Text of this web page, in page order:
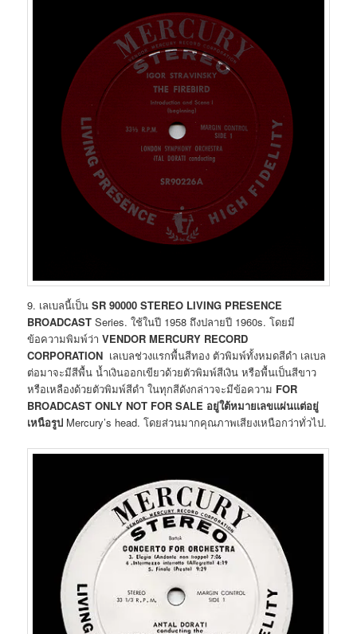
9. เลเบลนี้เป็นSR 90000 STEREO LIVING PRESENCE
BROADCAST Series. ใช้ในปี 1958 ถึงปลายปี 1960s. โดยมี
ข้อความพิมพ์ว่าVENDOR MERCURY RECORD
CORPORATION เลเบลช่วงแรกพื้นสีทอง ตัวพิมพ์ทั้งหมดสีดำ เลเบล
ต่อมาจะมีสีพื้น น้ำเงินออกเขียวด้วยตัวพิมพ์สีเงิน หรือพื้นเป็นสีขาว
หรือเหลืองด้วยตัวพิมพ์สีดำ ในทุกสีดังกล่าวจะมีข้อความ FOR
BROADCAST ONLY NOT FOR SALE อยู่ใต้หมายเลขแผ่นแต่อยู่
เหนือรูป Mercury’s head. โดยส่วนมากคุณภาพเสียงเหนือกว่าทั่วไป.